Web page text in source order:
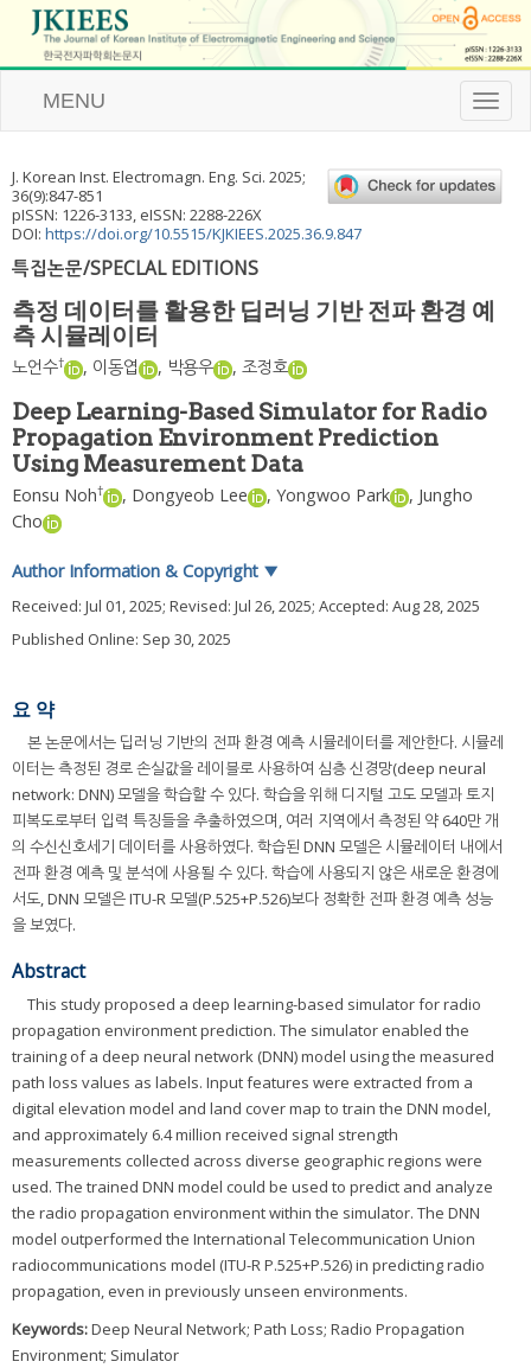
T
o
l
e
g
n
MENU
J. Korean Inst. Electromagn. Eng. Sci. 2025;
36(9):847-851
pISSN: 1226-3133, eISSN: 2288-226X
DOI: https://doi.org/10.5515/KJKIEES.2025.36.9.847
특집논문/SPECLAL EDITIONS
측정 데이터를 활용한 딥러닝 기반 전파 환경 예
측 시뮬레이터
노언수† , 이동엽 , 박용우 , 조정호
Deep Learning-Based Simulator for Radio
Propagation Environment Prediction
Using Measurement Data
Eonsu Noh† , Dongyeob Lee , Yongwoo Park , Jungho
Cho
Author Information & Copyright ▼
Received: Jul 01, 2025; Revised: Jul 26, 2025; Accepted: Aug 28, 2025
Published Online: Sep 30, 2025
요 약
본 논문에서는 딥러닝 기반의 전파 환경 예측 시뮬레이터를 제안한다. 시뮬레
이터는 측정된 경로 손실값을 레이블로 사용하여 심층 신경망(deep neural
network: DNN) 모델을 학습할 수 있다. 학습을 위해 디지털 고도 모델과 토지
피복도로부터 입력 특징들을 추출하였으며, 여러 지역에서 측정된 약 640만 개
의 수신신호세기 데이터를 사용하였다. 학습된 DNN 모델은 시뮬레이터 내에서
전파 환경 예측 및 분석에 사용될 수 있다. 학습에 사용되지 않은 새로운 환경에
서도, DNN 모델은 ITU-R 모델(P.525+P.526)보다 정확한 전파 환경 예측 성능
을 보였다.
Abstract
This study proposed a deep learning-based simulator for radio
propagation environment prediction. The simulator enabled the
training of a deep neural network (DNN) model using the measured
path loss values as labels. Input features were extracted from a
digital elevation model and land cover map to train the DNN model,
and approximately 6.4 million received signal strength
measurements collected across diverse geographic regions were
used. The trained DNN model could be used to predict and analyze
the radio propagation environment within the simulator. The DNN
model outperformed the International Telecommunication Union
radiocommunications model (ITU-R P.525+P.526) in predicting radio
propagation, even in previously unseen environments.
Keywords:Deep Neural Network; Path Loss; Radio Propagation
Environment; Simulator